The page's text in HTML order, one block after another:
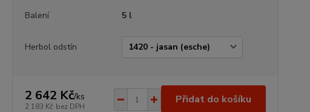
Balení 5 l
Herbol odstín
2 642 Kč/ks
2 183 Kč bez DPH
Přidat do košíku